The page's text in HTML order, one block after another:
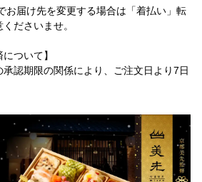
届け先を変更する場合は「着払い」転
ださいませ。
ついて】
認期限の関係により、ご注文日より7日